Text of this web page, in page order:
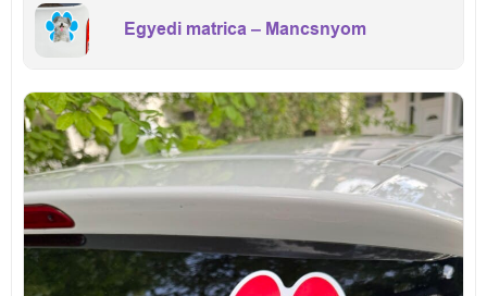
Egyedi matrica – Mancsnyom